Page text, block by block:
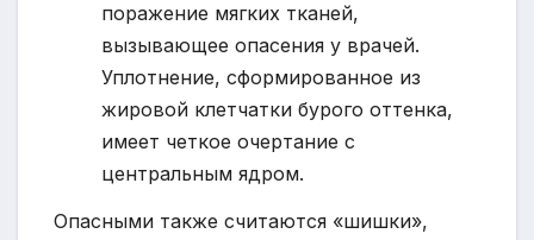
поражение мягких тканей,
вызывающее опасения у врачей.
Уплотнение, сформированное из
жировой клетчатки бурого оттенка,
имеет четкое очертание с
центральным ядром.
Опасными также считаются «шишки»,